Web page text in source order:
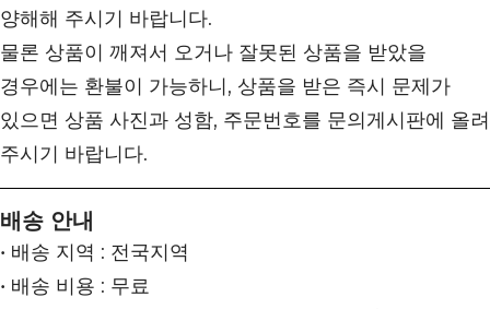
양해해 주시기 바랍니다.
물론 상품이 깨져서 오거나 잘못된 상품을 받았을
경우에는 환불이 가능하니, 상품을 받은 즉시 문제가
있으면 상품 사진과 성함, 주문번호를 문의게시판에 올려
주시기 바랍니다.
배송 안내
• 배송 지역 : 전국지역
• 배송 비용 : 무료